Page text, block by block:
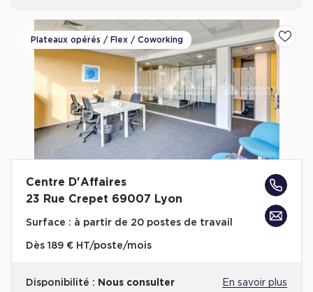
Plateaux opérés / Flex / Coworking
Centre D'Affaires
23 Rue Crepet 69007 Lyon
Surface : à partir de 20 postes de travail
Dès 189 € HT/poste/mois
Disponibilité : Nous consulter En savoir plus